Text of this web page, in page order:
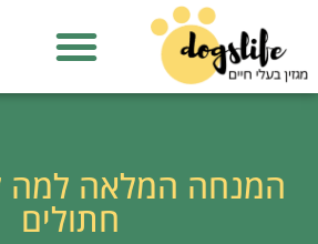
המנחה המלאה למה
חתולים